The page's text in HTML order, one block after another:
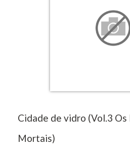
Cidade de vidro (Vol.3
Mortais)